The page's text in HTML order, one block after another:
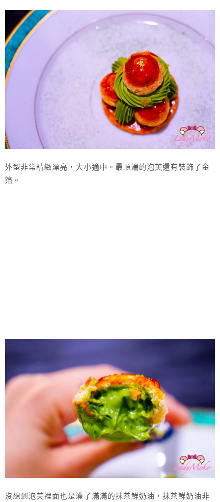
外型非常精緻漂亮，大小適中。最頂端的泡芙還有裝飾了金
箔。
沒想到泡芙裡面也是灌了滿滿的抹茶鮮奶油，抹茶鮮奶油非